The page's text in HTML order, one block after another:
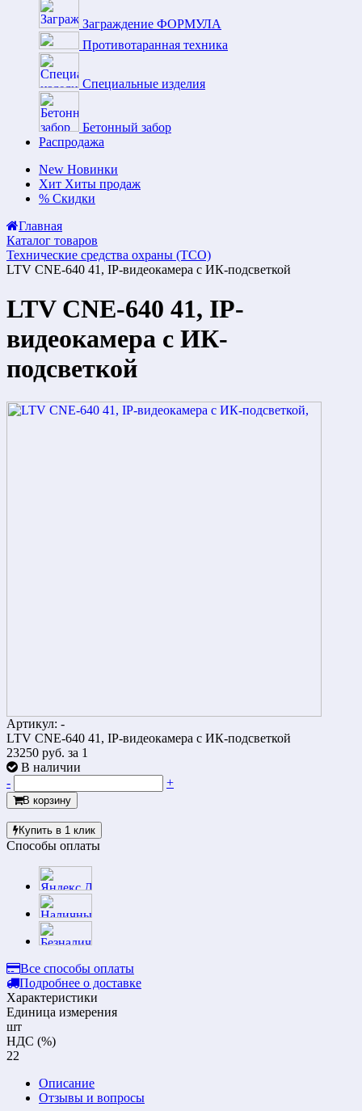
Заграждение ФОРМУЛА
Противотаранная техника
Специальные изделия
Бетонный забор
Распродажа
New Новинки
Хит Хиты продаж
% Скидки
Главная
Каталог товаров
Технические средства охраны (ТСО)
LTV CNE-640 41, IP-видеокамера с ИК-подсветкой
LTV CNE-640 41, IP-
видеокамера с ИК-
подсветкой
Артикул: -
LTV CNE-640 41, IP-видеокамера с ИК-подсветкой
23250 руб. за 1
В наличии
-
+
В корзину
Купить в 1 клик
Способы оплаты
Все способы оплаты
Подробнее о доставке
Характеристики
Единица измерения
шт
НДС (%)
22
Описание
Отзывы и вопросы